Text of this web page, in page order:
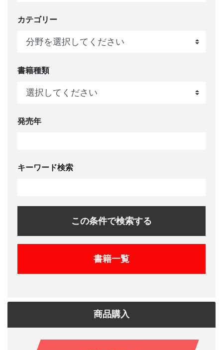
カテゴリー
書籍種類
発売年
キーワード検索
この条件で検索する
書籍一覧
商品購入